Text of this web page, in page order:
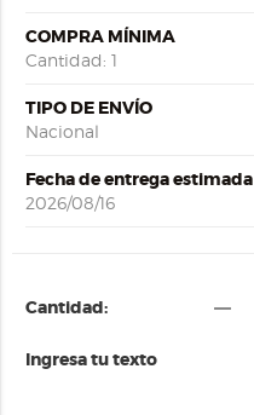
COMPRA MÍNIMA
Cantidad: 1
TIPO DE ENVÍO
Nacional
Fecha de entrega estimada
2026/08/16
Cantidad: remove
Ingresa tu texto